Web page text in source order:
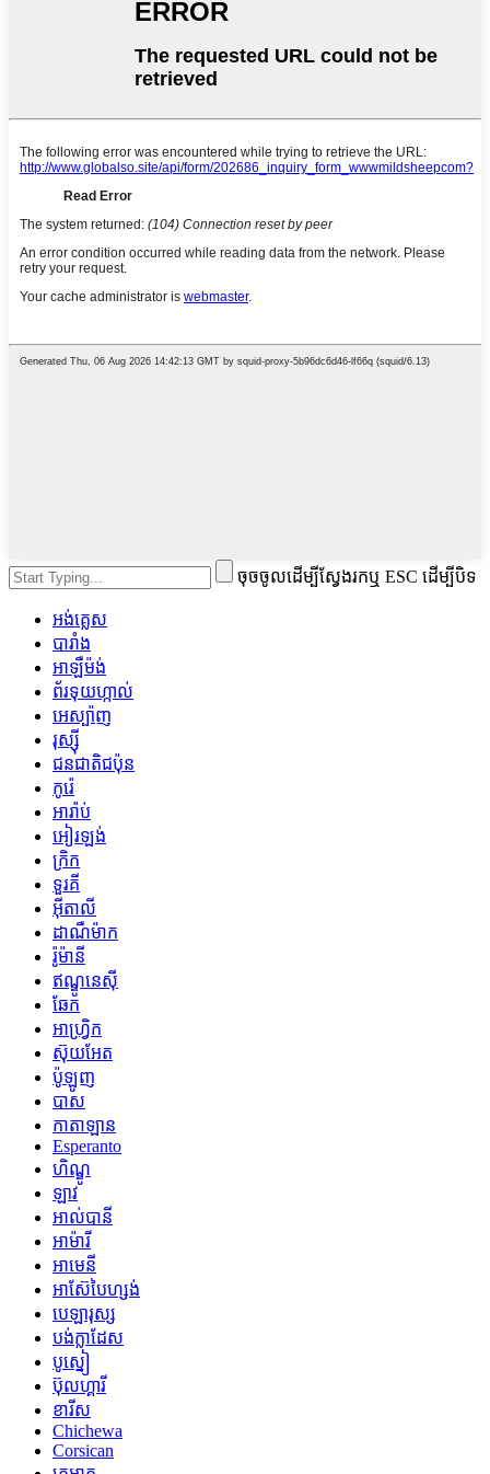
ចុចចូលដើម្បីស្វែងរកឬ ESC ដើម្បីបិទ
អង់គ្លេស
បារាំង
អាឡឺម៉ង់
ព័រទុយហ្កាល់
អេស្ប៉ាញ
រុស្ស៊ី
ជនជាតិជប៉ុន
កូរ៉េ
អារ៉ាប់
អៀរឡង់
ក្រិក
ទួរគី
អ៊ីតាលី
ដាណឺម៉ាក
រ៉ូម៉ានី
ឥណ្ឌូនេស៊ី
ឆែក
អាហ្រ្វិក
ស៊ុយអែត
ប៉ូឡូញ
បាស
កាតាឡាន
Esperanto
ហិណ្ឌូ
ឡាវ
អាល់បានី
អាម៉ារី
អាមេនី
អាស៊ែបៃហ្សង់
បេឡារុស្ស
បង់ក្លាដែស
បូស្នៀ
ប៊ុលហ្គារី
ខារីស
Chichewa
Corsican